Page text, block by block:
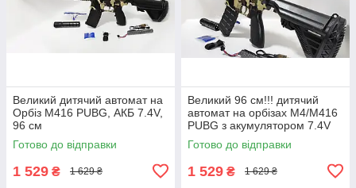
Великий дитячий автомат на
Орбіз М416 PUBG, АКБ 7.4V,
96 см
Готово до відправки
1 529 ₴ 1 629 ₴
Великий 96 см!!! дитячий
автомат на орбізах M4/M416
PUBG з акумулятором 7.4V
Готово до відправки
1 529 ₴ 1 629 ₴